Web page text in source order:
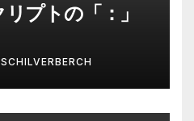
プトの「：」
SCHILVERBERCH